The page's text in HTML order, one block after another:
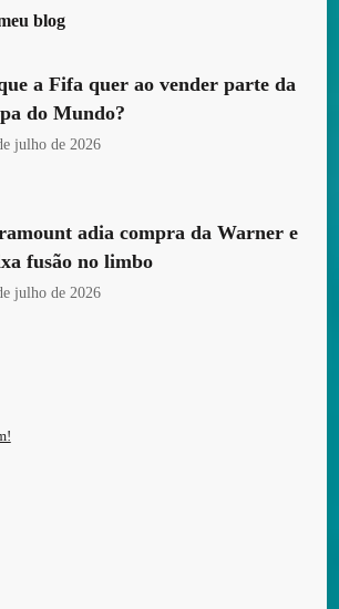
blog
a Fifa quer ao vender parte da
do Mundo?
julho de 2026
adia compra da Warner e
fusão no limbo
julho de 2026